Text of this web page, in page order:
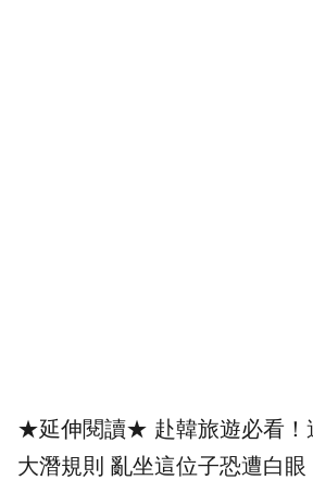
★延伸閱讀★ 赴韓旅遊必看
大潛規則 亂坐這位子恐遭白眼